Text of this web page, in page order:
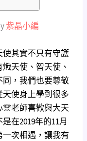
紫晶小編
其實不只有守護
天使、智天使、
，我們也要尊敬
使身上學到很多
老師喜歡與大天
在2019年的11月
次相遇，讓我有